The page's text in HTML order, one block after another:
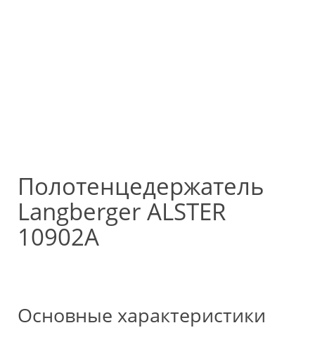
Полотенцедержатель
Langberger ALSTER
10902A
Основные характеристики